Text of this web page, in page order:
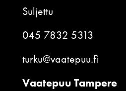
Suljettu
045 7832 5313
turku@vaatepuu.fi
Vaatepuu Tampere